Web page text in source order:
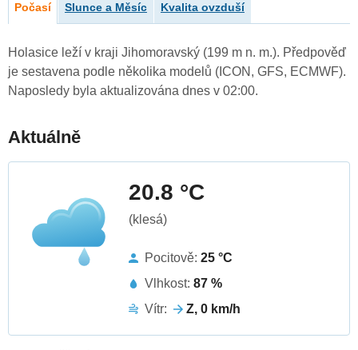
Počasí Slunce a Měsíc Kvalita ovzduší
Holasice leží v kraji Jihomoravský (199 m n. m.). Předpověď
je sestavena podle několika modelů (ICON, GFS, ECMWF).
Naposledy byla aktualizována dnes v 02:00.
Aktuálně
20.8 °C
(klesá)
Pocitově: 25 °C
Vlhkost: 87 %
Vítr:
Z, 0 km/h